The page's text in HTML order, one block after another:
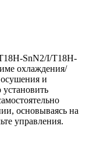
SnN2/I/T18H-
охлаждения/
и
основываясь на
управления.